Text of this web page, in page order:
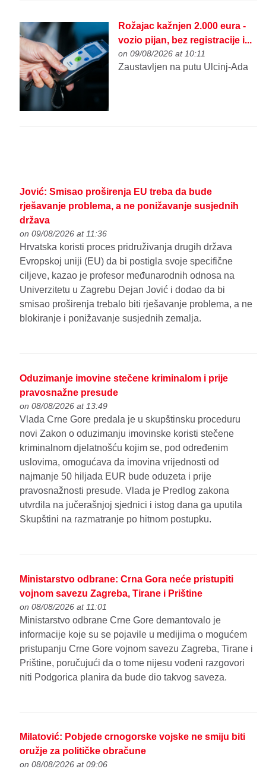
Rožajac kažnjen 2.000 eura -
vozio pijan, bez registracije i...
on 09/08/2026 at 10:11
Zaustavljen na putu Ulcinj-Ada
Jović: Smisao proširenja EU treba da bude
rješavanje problema, a ne ponižavanje susjednih
država
on 09/08/2026 at 11:36
Hrvatska koristi proces pridruživanja drugih država
Evropskoj uniji (EU) da bi postigla svoje specifične
ciljeve, kazao je profesor međunarodnih odnosa na
Univerzitetu u Zagrebu Dejan Jović i dodao da bi
smisao proširenja trebalo biti rješavanje problema, a ne
blokiranje i ponižavanje susjednih zemalja.
Oduzimanje imovine stečene kriminalom i prije
pravosnažne presude
on 08/08/2026 at 13:49
Vlada Crne Gore predala je u skupštinsku proceduru
novi Zakon o oduzimanju imovinske koristi stečene
kriminalnom djelatnošću kojim se, pod određenim
uslovima, omogućava da imovina vrijednosti od
najmanje 50 hiljada EUR bude oduzeta i prije
pravosnažnosti presude. Vlada je Predlog zakona
utvrdila na jučerašnjoj sjednici i istog dana ga uputila
Skupštini na razmatranje po hitnom postupku.
Ministarstvo odbrane: Crna Gora neće pristupiti
vojnom savezu Zagreba, Tirane i Prištine
on 08/08/2026 at 11:01
Ministarstvo odbrane Crne Gore demantovalo je
informacije koje su se pojavile u medijima o mogućem
pristupanju Crne Gore vojnom savezu Zagreba, Tirane i
Prištine, poručujući da o tome nijesu vođeni razgovori
niti Podgorica planira da bude dio takvog saveza.
Milatović: Pobjede crnogorske vojske ne smiju biti
oružje za političke obračune
on 08/08/2026 at 09:06